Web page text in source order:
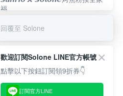
福
回覆至 Solone
歡迎訂閱Solone LINE官方帳號
點擊以下按鈕訂閱領9折券👇
訂閱官方LINE